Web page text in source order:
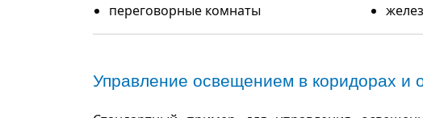
переговорные комнаты
Управление освещением в коридорах и